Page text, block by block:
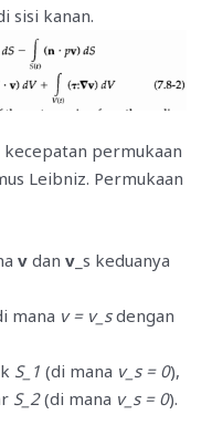
sisi kanan.
kecepatan permukaan
Leibniz. Permukaan
v dan v _s keduanya
mana v = v_sdengan
S_1 (di mana v_s = 0),
S_2(di mana v_s = 0).